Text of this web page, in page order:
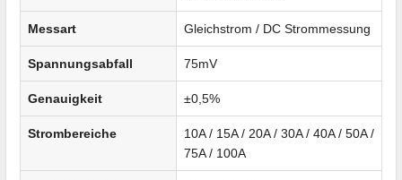
Messart Gleichstrom / DC Strommessung
Spannungsabfall 75mV
Genauigkeit ±0,5%
Strombereiche
10A / 15A / 20A / 30A / 40A / 50A /
75A / 100A